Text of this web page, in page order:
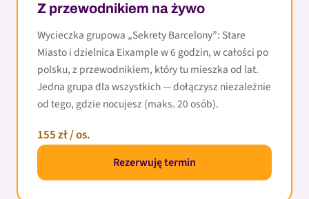
Z przewodnikiem na żywo
Wycieczka grupowa „Sekrety Barcelony”: Stare
Miasto i dzielnica Eixample w 6 godzin, w całości po
polsku, z przewodnikiem, który tu mieszka od lat.
Jedna grupa dla wszystkich — dołączysz niezależnie
od tego, gdzie nocujesz (maks. 20 osób).
155 zł / os.
Rezerwuję termin